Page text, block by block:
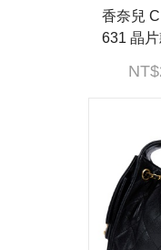
香奈兒
631 晶